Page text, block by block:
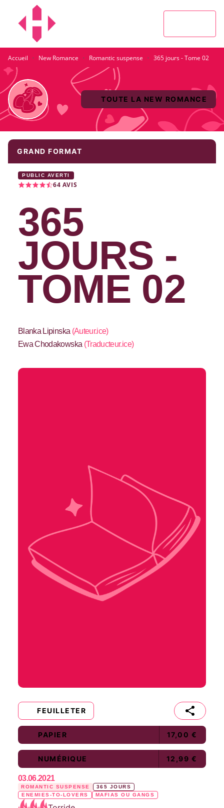
MENU
Accueil · New Romance · Romantic suspense · 365 jours - Tome 02
TOUTE LA NEW ROMANCE
GRAND FORMAT
FEUILLETER
PAPIER 17,00 €
NUMÉRIQUE 12,99 €
PUBLIC AVERTI
64 AVIS
365
JOURS -
TOME 02
Blanka Lipinska (Auteur.ice)
Ewa Chodakowska (Traducteur.ice)
03.06.2021
ROMANTIC SUSPENSE
365 JOURS
ENEMIES-TO-LOVERS
MAFIAS OU GANGS